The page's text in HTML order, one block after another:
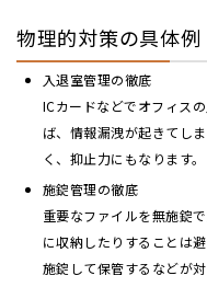
物理的対策の具体例
入退室管理の徹底
ICカードなどでオフィス
ば、情報漏洩が起きてし
く、抑止力にもなります。
施錠管理の徹底
重要なファイルを無施錠
に収納したりすることは
施錠して保管するなどが対